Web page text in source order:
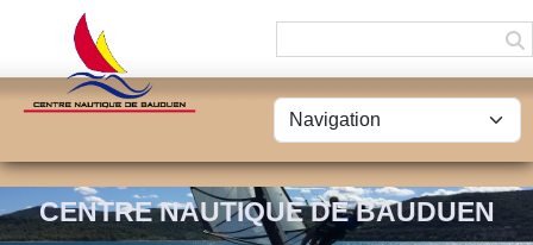
CENTRE NAUTIQUE DE BAUDUEN
FÊTE DU LAC -
20/09/2025
Panneau de gestion des cookies